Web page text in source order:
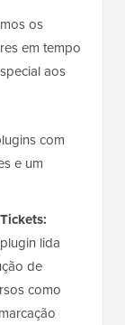
os
em tempo
aos
com
e um
lida
de
como